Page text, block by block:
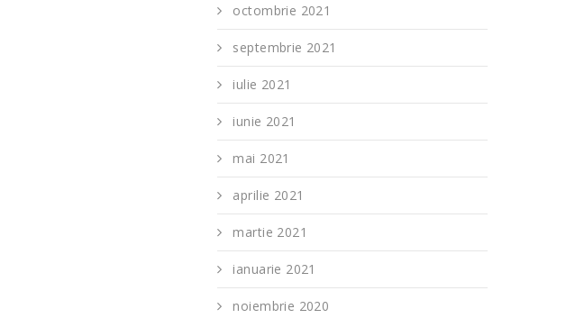
octombrie 2021
septembrie 2021
iulie 2021
iunie 2021
mai 2021
aprilie 2021
martie 2021
ianuarie 2021
noiembrie 2020